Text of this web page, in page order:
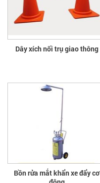
Dây xích nối trụ giao thông
Bồn rửa mắt khẩn xe đẩy cơ